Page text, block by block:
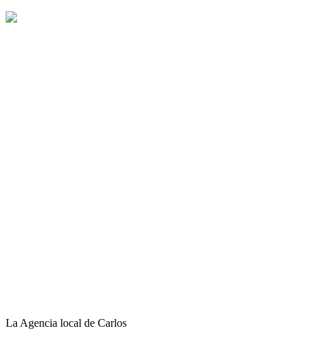
La Agencia local de Carlos